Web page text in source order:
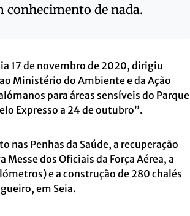
conhecimento de nada.
17 de novembro de 2020, dirigiu
Ministério do Ambiente e da Ação
para áreas sensíveis do Parque
Expresso a 24 de outubro”.
nas Penhas da Saúde, a recuperação
dos Oficiais da Força Aérea, a
e a construção de 280 chalés
em Seia.